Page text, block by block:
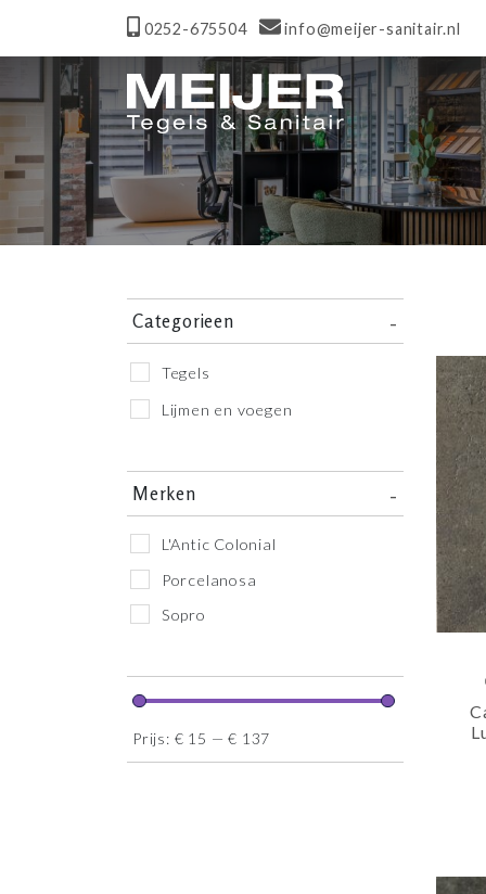
0252-675504 info@meijer-sanitair.nl
Categorieen
Tegels
Lijmen en voegen
Merken
L'Antic Colonial
Porcelanosa
Sopro
Prijs: € 15 —€ 137